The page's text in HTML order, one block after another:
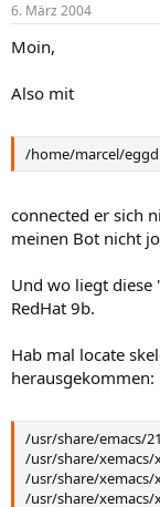
6. März 2004
Moin,
Also mit
/home/marcel/
connected er sich
meinen Bot nicht
Und wo liegt diese
RedHat 9b.
Hab mal locate
herausgekommen:
/usr/share/emacs/
/usr/share/xemacs/
/usr/share/xemacs/
/usr/share/xemacs/